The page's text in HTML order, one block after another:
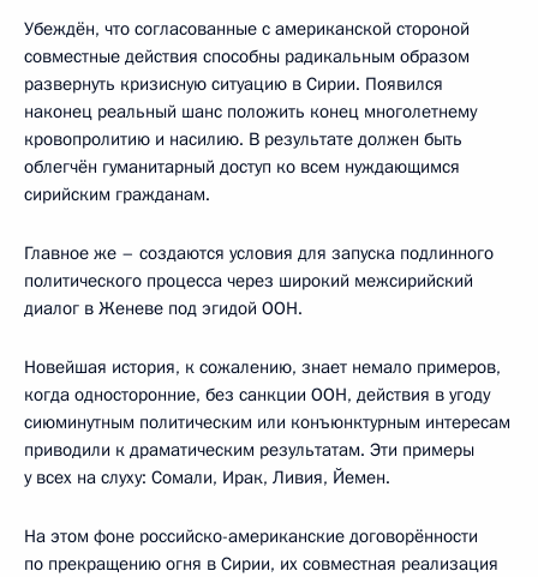
Убеждён, что согласованные с американской стороной
совместные действия способны радикальным образом
развернуть кризисную ситуацию в Сирии. Появился
наконец реальный шанс положить конец многолетнему
кровопролитию и насилию. В результате должен быть
облегчён гуманитарный доступ ко всем нуждающимся
сирийским гражданам.
Главное же – создаются условия для запуска подлинного
политического процесса через широкий межсирийский
диалог в Женеве под эгидой ООН.
Новейшая история, к сожалению, знает немало примеров,
когда односторонние, без санкции ООН, действия в угоду
сиюминутным политическим или конъюнктурным интересам
приводили к драматическим результатам. Эти примеры
у всех на слуху: Сомали, Ирак, Ливия, Йемен.
На этом фоне российско-американские договорённости
по прекращению огня в Сирии, их совместная реализация